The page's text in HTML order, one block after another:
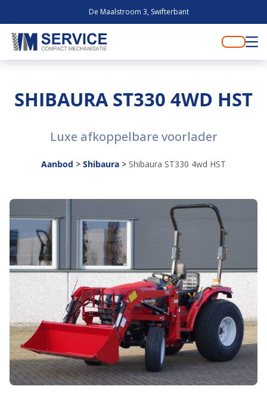
De Maalstroom 3, Swifterbant
SHIBAURA ST330 4WD HST
Luxe afkoppelbare voorlader
Aanbod > Shibaura > Shibaura ST330 4wd HST